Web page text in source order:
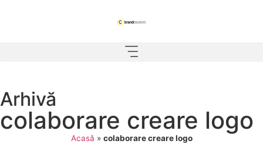
Arhivă
colaborare creare logo
Acasă » colaborare creare logo